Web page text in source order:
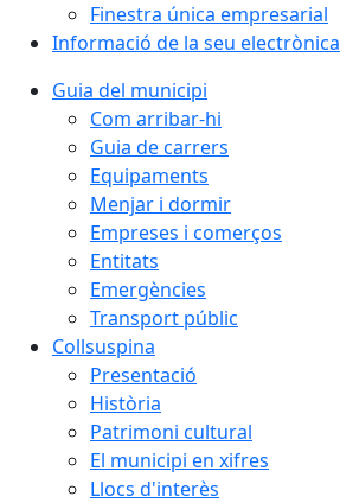
Finestra única empresarial
Informació de la seu electrònica
Guia del municipi
Com arribar-hi
Guia de carrers
Equipaments
Menjar i dormir
Empreses i comerços
Entitats
Emergències
Transport públic
Collsuspina
Presentació
Història
Patrimoni cultural
El municipi en xifres
Llocs d'interès